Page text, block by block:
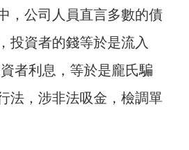
，公司人員直言多數的債
投資者的錢等於是流入
者利息，等於是龐氏騙
法，涉非法吸金，檢調單